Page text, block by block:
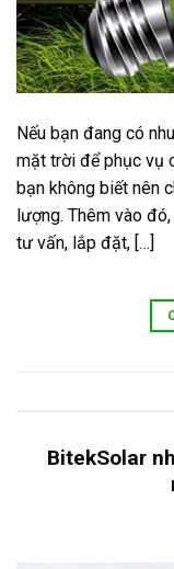
Nếu bạn đang có
mặt trời để phục vụ
bạn không biết nên
lượng. Thêm vào
tư vấn, lắp đặt, […]
BitekSolar